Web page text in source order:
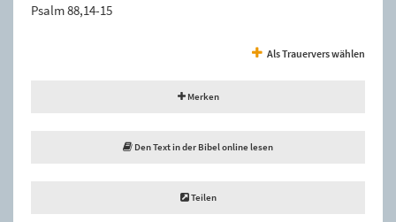
Psalm 88,14-15
Als Trauervers wählen
Merken
Den Text in der Bibel online lesen
Teilen